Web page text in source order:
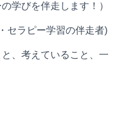
学びを伴走します！）
セラピー学習の伴走者)
、考えていること、一